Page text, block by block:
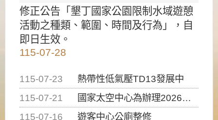
修正公告「墾丁國家公園限制水域遊憩
活動之種類、範圍、時間及行為」，自
即日生效。
115-07-28
115-07-23
熱帶性低氣壓TD13發展中
115-07-21
國家太空中心為辦理2026台灣盃火箭競賽，陸、海、空域警戒及協調相關事宜，因颱風備案事宜
115-07-16
遊客中心公廁整修